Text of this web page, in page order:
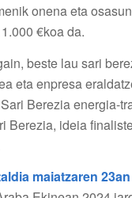
onena eta
€koa da.
beste lau sari
eta enpresa
Berezia energia-
Berezia, ideia
maiatzaren 23an